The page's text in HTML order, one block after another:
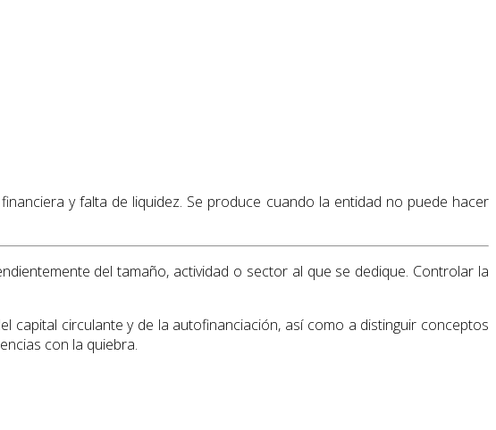
y falta de liquidez. Se produce cuando la entidad no puede hacer
del tamaño, actividad o sector al que se dedique. Controlar la
capital circulante y de la autofinanciación, así como a distinguir conceptos
con la quiebra.